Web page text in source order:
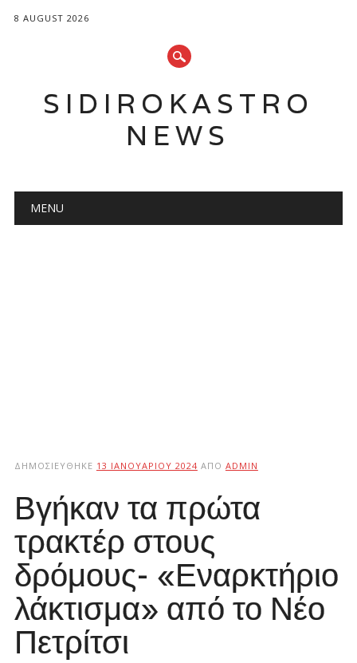
8 AUGUST 2026
SIDIROKASTRO
NEWS
Main menu
MENU
ΔΗΜΟΣΙΕΎΘΗΚΕ 13 ΙΑΝΟΥΑΡΊΟΥ 2024 ΑΠΌ ADMIN
Βγήκαν τα πρώτα
τρακτέρ στους
δρόμους- «Εναρκτήριο
λάκτισμα» από το Νέο
Πετρίτσι